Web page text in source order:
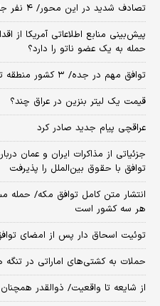
تصادف شدید در این محور/ ۴ نفر جان باختند
پیش‌بینی منابع اطلاعاتی آمریکا از
حمله به یک عضو ناتو را دارد؟
توافق مهم در جده/ ۳ کشور منطقه توافقنامه نظامی امضا می‌کنند
قیمت یک لیتر بنزین در عراق چند؟
عراقچی پیام جدید صادر کرد
جزئیاتی از مذاکرات ایران و عمان
توافق با حقوق بین‌الملل را پذیرفت
انتشار متن کامل توافق مکه/ حمله
هر سه کشور است
توئیت اسحاق دار پس از امضای
حملات به کشتی‌های اماراتی در تنگه
از شایعه تا واقعیت/ ذوالقدر